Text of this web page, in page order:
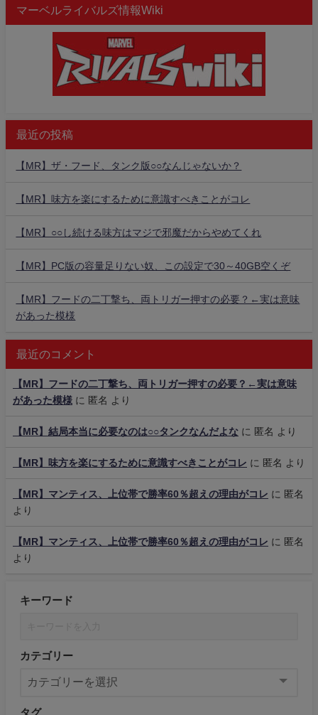
マーベルライバルズ情報Wiki
最近の投稿
【MR】ザ・フード、タンク版○○なんじゃないか？
【MR】味方を楽にするために意識すべきことがコレ
【MR】○○し続ける味方はマジで邪魔だからやめてくれ
【MR】PC版の容量足りない奴、この設定で30～40GB空くぞ
【MR】フードの二丁撃ち、両トリガー押すの必要？←実は意味
があった模様
最近のコメント
【MR】フードの二丁撃ち、両トリガー押すの必要？←実は意味
があった模様 に 匿名 より
【MR】結局本当に必要なのは○○タンクなんだよな に 匿名 より
【MR】味方を楽にするために意識すべきことがコレ に 匿名 より
【MR】マンティス、上位帯で勝率60％超えの理由がコレ に 匿名
より
【MR】マンティス、上位帯で勝率60％超えの理由がコレ に 匿名
より
キーワード
カテゴリー
タグ